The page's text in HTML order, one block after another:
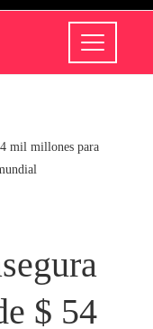
mil millones para
$ 54